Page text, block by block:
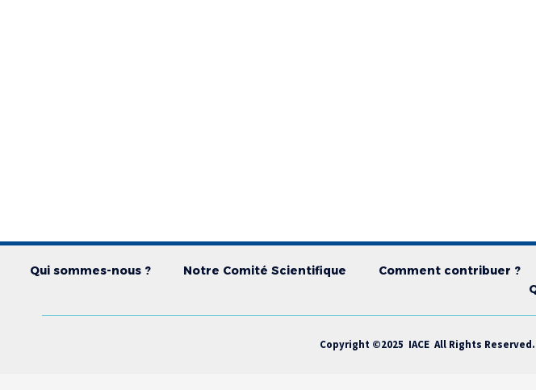
Qui sommes-nous ? Notre Comité Scientifique Comment contribuer ?
Copyright ©2025 IACE All Rights Reserved.